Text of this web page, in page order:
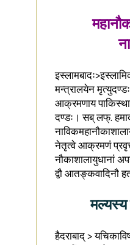
मन्त्रालयेन मृत्युदण्डः
आक्रमणाय
दण्डः। सब् लफ्.
नेतृत्वे आक्रमणं
नौकाशालायुधानां
द्वौ आतङ्कवादिनौ
मल्यस्य
हैदराबाद् >